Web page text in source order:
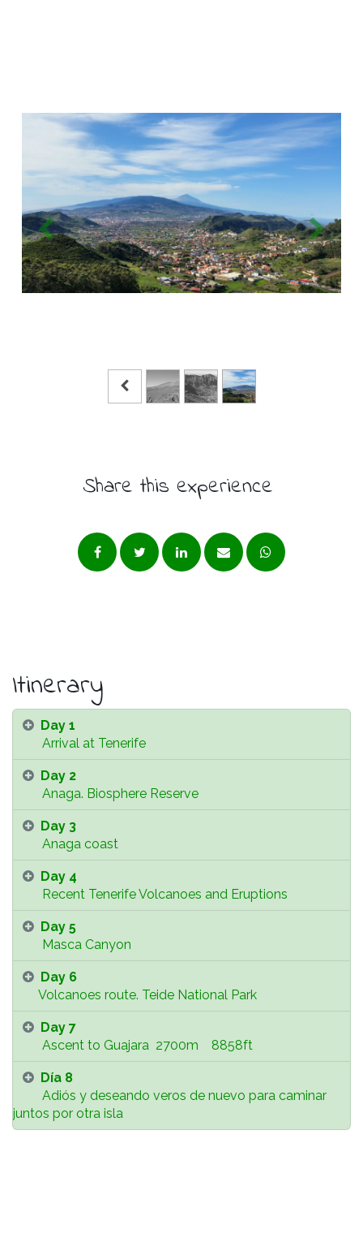
Share this experience
Itinerary
Day 1
Arrival at Tenerife
Day 2
Anaga. Biosphere Reserve
Day 3
Anaga coast
Day 4
Recent Tenerife Volcanoes and Eruptions
Day 5
Masca Canyon
Day 6
Volcanoes route. Teide National Park
Day 7
Ascent to Guajara 2700m 8858ft
Día 8
Adiós y deseando veros de nuevo para caminar
juntos por otra isla